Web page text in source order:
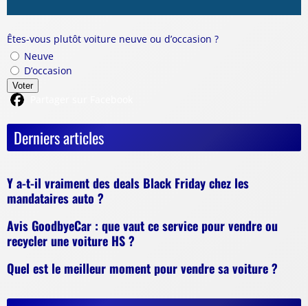
Êtes-vous plutôt voiture neuve ou d’occasion ?
Neuve
D’occasion
Voter
Derniers articles
Y a-t-il vraiment des deals Black Friday chez les
mandataires auto ?
Avis GoodbyeCar : que vaut ce service pour vendre ou
recycler une voiture HS ?
Quel est le meilleur moment pour vendre sa voiture ?